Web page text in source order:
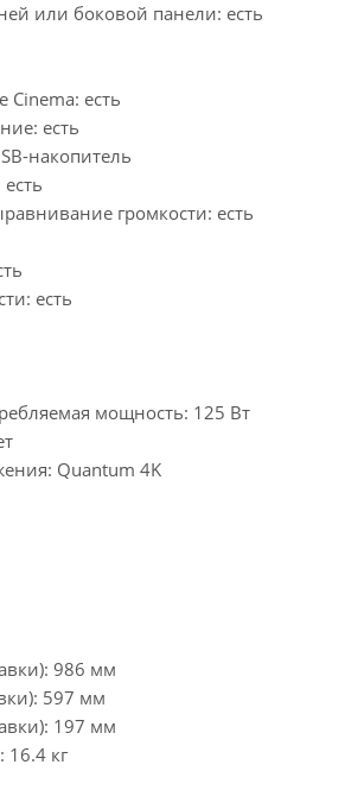
или боковой панели: есть
Cinema: есть
есть
накопитель
громкости: есть
есть
мощность: 125 Вт
Quantum 4K
986 мм
597 мм
197 мм
16.4 кг